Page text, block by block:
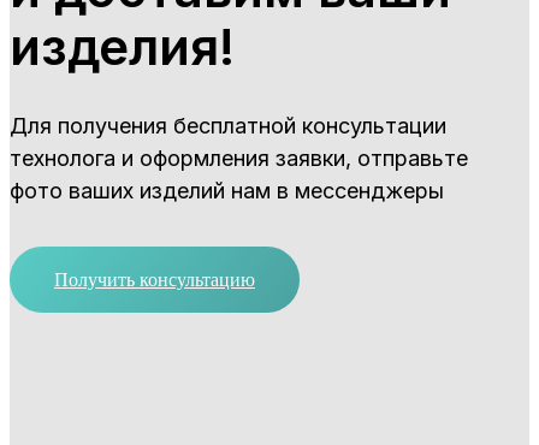
изделия!
Для получения бесплатной консультации
технолога и оформления заявки, отправьте
фото ваших изделий нам в мессенджеры
Получить консультацию